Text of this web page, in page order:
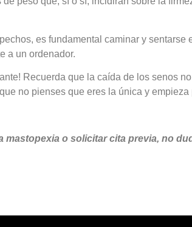
es fundamental caminar y sentarse
a un ordenador.
Recuerda que la caída de los senos
no pienses que eres la única y
o solicitar cita previa, no